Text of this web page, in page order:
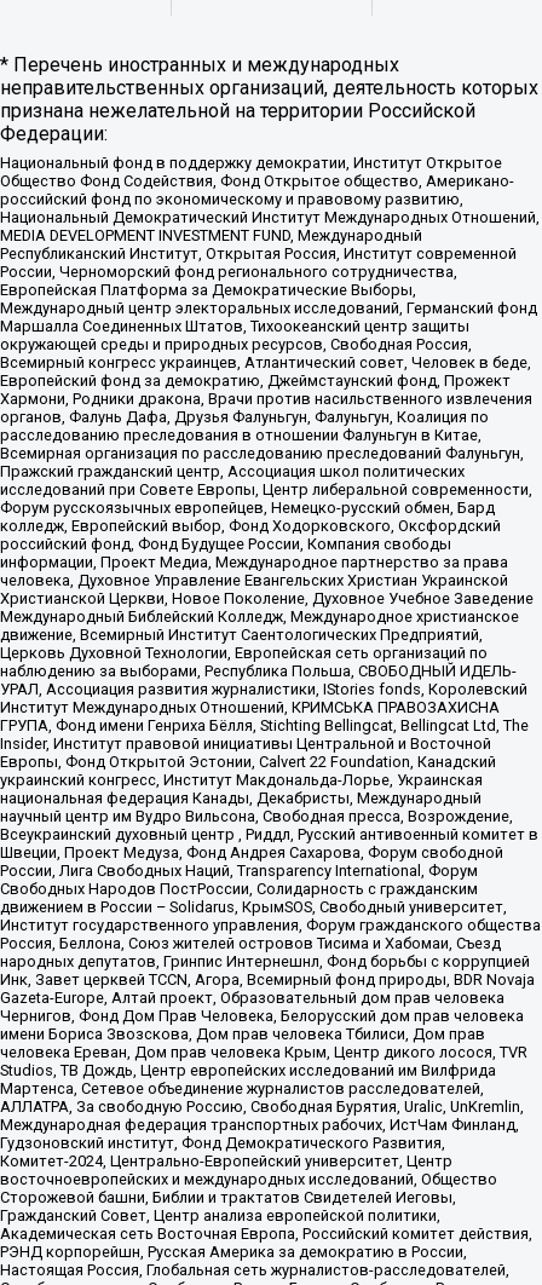
* Перечень иностранных и международных
неправительственных организаций, деятельность которых
признана нежелательной на территории Российской
Федерации:
Национальный фонд в поддержку демократии, Институт Открытое
Общество Фонд Содействия, Фонд Открытое общество, Американо-
российский фонд по экономическому и правовому развитию,
Национальный Демократический Институт Международных Отношений,
MEDIA DEVELOPMENT INVESTMENT FUND, Международный
Республиканский Институт, Открытая Россия, Институт современной
России, Черноморский фонд регионального сотрудничества,
Европейская Платформа за Демократические Выборы,
Международный центр электоральных исследований, Германский фонд
Маршалла Соединенных Штатов, Тихоокеанский центр защиты
окружающей среды и природных ресурсов, Свободная Россия,
Всемирный конгресс украинцев, Атлантический совет, Человек в беде,
Европейский фонд за демократию, Джеймстаунский фонд, Прожект
Хармони, Родники дракона, Врачи против насильственного извлечения
органов, Фалунь Дафа, Друзья Фалуньгун, Фалуньгун, Коалиция по
расследованию преследования в отношении Фалуньгун в Китае,
Всемирная организация по расследованию преследований Фалуньгун,
Пражский гражданский центр, Ассоциация школ политических
исследований при Совете Европы, Центр либеральной современности,
Форум русскоязычных европейцев, Немецко-русский обмен, Бард
колледж, Европейский выбор, Фонд Ходорковского, Оксфордский
российский фонд, Фонд Будущее России, Компания свободы
информации, Проект Медиа, Международное партнерство за права
человека, Духовное Управление Евангельских Христиан Украинской
Христианской Церкви, Новое Поколение, Духовное Учебное Заведение
Международный Библейский Колледж, Международное христианское
движение, Всемирный Институт Саентологических Предприятий,
Церковь Духовной Технологии, Европейская сеть организаций по
наблюдению за выборами, Республика Польша, СВОБОДНЫЙ ИДЕЛЬ-
УРАЛ, Ассоциация развития журналистики, IStories fonds, Королевский
Институт Международных Отношений, КРИМСЬКА ПРАВОЗАХИСНА
ГРУПА, Фонд имени Генриха Бёлля, Stichting Bellingcat, Bellingcat Ltd, The
Insider, Институт правовой инициативы Центральной и Восточной
Европы, Фонд Открытой Эстонии, Calvert 22 Foundation, Канадский
украинский конгресс, Институт Макдональда-Лорье, Украинская
национальная федерация Канады, Декабристы, Международный
научный центр им Вудро Вильсона, Свободная пресса, Возрождение,
Всеукраинский духовный центр , Риддл, Русский антивоенный комитет в
Швеции, Проект Медуза, Фонд Андрея Сахарова, Форум свободной
России, Лига Свободных Наций, Transparеncy International, Форум
Свободных Народов ПостРоссии, Солидарность с гражданским
движением в России – Solidarus, КрымSOS, Свободный университет,
Институт государственного управления, Форум гражданского общества
Россия, Беллона, Союз жителей островов Тисима и Хабомаи, Съезд
народных депутатов, Гринпис Интернешнл, Фонд борьбы с коррупцией
Инк, Завет церквей TCCN, Агора, Всемирный фонд природы, BDR Novaja
Gazeta-Europe, Алтай проект, Образовательный дом прав человека
Чернигов, Фонд Дом Прав Человека, Белорусский дом прав человека
имени Бориса Звозскова, Дом прав человека Тбилиси, Дом прав
человека Ереван, Дом прав человека Крым, Центр дикого лосося, TVR
Studios, ТВ Дождь, Центр европейских исследований им Вилфрида
Мартенса, Сетевое объединение журналистов расследователей,
АЛЛАТРА, За свободную Россию, Свободная Бурятия, Uralic, UnKremlin,
Международная федерация транспортных рабочих, ИстЧам Финланд,
Гудзоновский институт, Фонд Демократического Развития,
Комитет-2024, Центрально-Европейский университет, Центр
восточноевропейских и международных исследований, Общество
Сторожевой башни, Библии и трактатов Свидетелей Иеговы,
Гражданский Совет, Центр анализа европейской политики,
Академическая сеть Восточная Европа, Российский комитет действия,
РЭНД корпорейшн, Русская Америка за демократию в России,
Настоящая Россия, Глобальная сеть журналистов-расследователей,